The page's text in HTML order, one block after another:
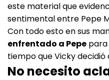
este material que
sentimental entre Pepe
Con todo esto en sus
enfrentado a Pepe para
tiempo que Vicky
No necesito